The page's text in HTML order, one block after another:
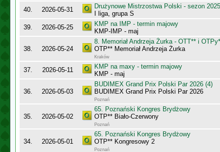
40.
2026-05-31
Drużynowe Mistrzostwa Polski - sezon
I liga, grupa S
39.
2026-05-25
KMP na IMP - termin majowy
KMP-IMP - maj
38. 2026-05-24
8. Memoriał Andrzeja Żurka - OTT** i
OTP** Memoriał Andrzeja Żurka
Kraków
37. 2026-05-11
KMP na maxy - termin majowy
KMP - maj
36. 2026-05-03
BUDIMEX Grand Prix Polski Par 2026 (4)
BUDIMEX Grand Prix Polski Par 2026
Poznań
35. 2026-05-02
65. Poznański Kongres Brydżowy
OTP** Biało-Czerwony
Poznań
34. 2026-05-01
65. Poznański Kongres Brydżowy
OTP** Kongresowy 2
Poznań